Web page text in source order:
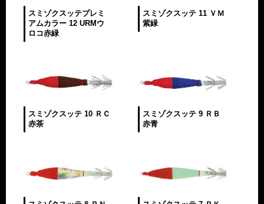
スミゾクスッテプレミ
アムカラー 12 URMウ
ロコ赤緑
スミゾクスッテ 11 ＶＭ
紫緑
スミゾクスッテ 10 ＲＣ
赤茶
スミゾクスッテ 9 ＲＢ
赤青